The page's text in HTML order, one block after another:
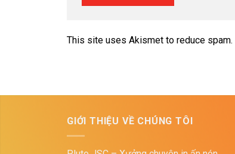
This site uses Akismet to reduce spam.
GIỚI THIỆU VỀ CHÚNG TÔI